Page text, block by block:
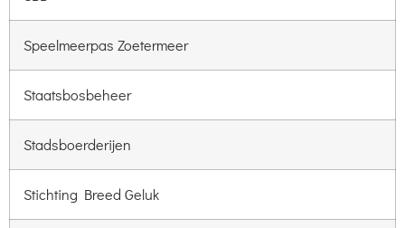
Speelmeerpas Zoetermeer
Staatsbosbeheer
Stadsboerderijen
Stichting Breed Geluk